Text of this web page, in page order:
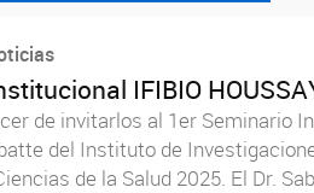
IFIBIO
de invitarlos al 1er Seminario
del Instituto de
de la Salud 2025. El Dr.